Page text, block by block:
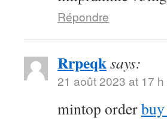
Répondre
Rrpeqksays:
21 août 2023 at 17
mintop order